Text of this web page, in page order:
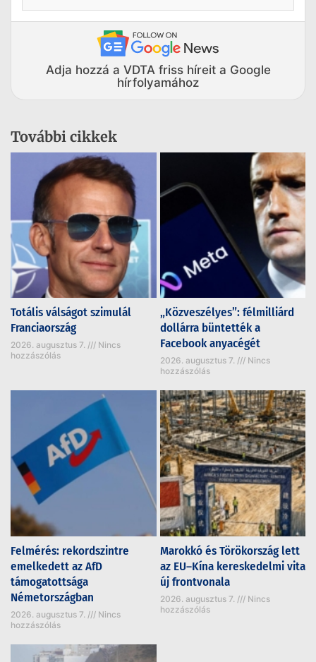
Adja hozzá a VDTA friss híreit a Google
hírfolyamához
További cikkek
Totális válságot szimulál
Franciaország
2026. augusztus 7.
Nincs
hozzászólás
„Közveszélyes”: félmilliárd
dollárra büntették a
Facebook anyacégét
2026. augusztus 7.
Nincs
hozzászólás
Felmérés: rekordszintre
emelkedett az AfD
támogatottsága
Németországban
2026. augusztus 7.
Nincs
hozzászólás
Marokkó és Törökország lett
az EU–Kína kereskedelmi vita
új frontvonala
2026. augusztus 7.
Nincs
hozzászólás